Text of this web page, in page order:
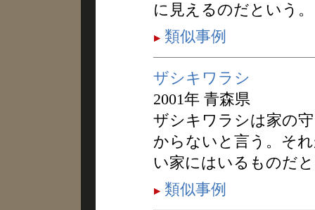
に見えるのだという。
類似事例
ザシキワラシ
2001年 青森県
ザシキワラシは家の
からないと言う。そ
い家にはいるものだ
類似事例